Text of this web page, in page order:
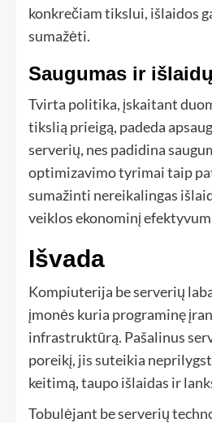
konkrečiam tikslui, išlaidos
sumažėti.
Saugumas ir
Tvirta politika, įskaitant
tikslią prieigą, padeda
serverių, nes padidina
optimizavimo tyrimai taip
sumažinti nereikalingas
veiklos ekonominį
Išvada
Kompiuterija be serverių
įmonės kuria programinę
infrastruktūrą. Pašalinus
poreikį, jis suteikia
keitimą, taupo išlaidas ir
Tobulėjant be serverių